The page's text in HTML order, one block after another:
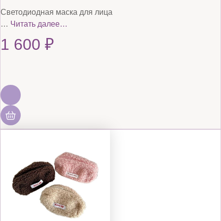
Светодиодная маска для лица
… Читать далее…
1 600 ₽